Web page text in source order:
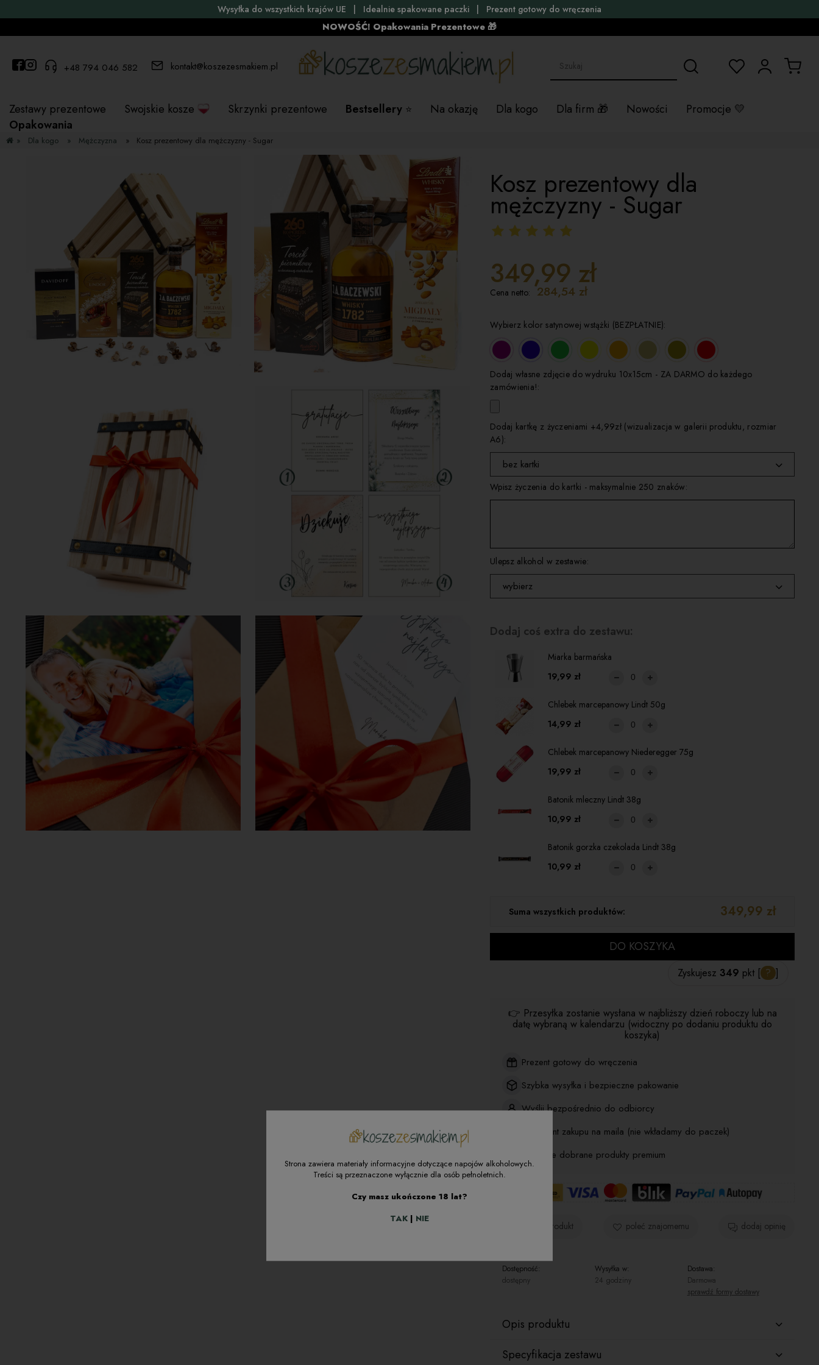
Wysyłka do wszystkich krajów UE | Idealnie spakowane paczki | Prezent gotowy do wręczenia
NOWOŚĆ! Opakowania Prezentowe 🎁
+48 794 046 582 kontakt@koszezesmakiem.pl
Zestawy prezentowe Swojskie kosze Skrzynki prezentowe Bestsellery Na okazję Dla kogo Dla firm Nowości
Promocje
Opakowania
» Dla kogo » Mężczyzna » Kosz prezentowy dla mężczyzny - Sugar
Kosz prezentowy dla
mężczyzny - Sugar
349,99 zł
Cena netto: 284,54 zł
Wybierz kolor satynowej wstążki (BEZPŁATNIE):
Dodaj własne zdjęcie do wydruku 10x15cm - ZA DARMO do każdego
zamówienia!:
Dodaj kartkę z życzeniami +4,99zł (wizualizacja w galerii produktu, rozmiar
A6):
bez kartki
wybierz
kartka 3
kartka 4
Wpisz życzenia do kartki - maksymalnie 250 znaków:
Ulepsz alkohol w zestawie:
wybierz
zamień na Paprocky Single Malt 700ml +39,99zł
Dodaj coś extra do zestawu:
Batonik gorzka czekolada Lindt 38g
10,99 zł
Miarka barmańska
19,99 zł
Chlebek marcepanowy Lindt 50g
14,99 zł
Chlebek marcepanowy Niederegger 75g
19,99 zł
Batonik mleczny Lindt 38g
10,99 zł
Suma wszystkich produktów: 349,99 zł
DO KOSZYKA
Zyskujesz 349 pkt [ ? ]
👉 Przesyłka zostanie wysłana w najbliższy dzień roboczy lub na
datę wybraną w kalendarzu (widoczny po dodaniu produktu do
koszyka)
Prezent gotowy do wręczenia
Szybka wysyłka i bezpieczne pakowanie
Wyślij bezpośrednio do odbiorcy
Dokument zakupu na maila (nie wkładamy do paczek)
Starannie dobrane produkty premium
zapytaj o produkt poleć znajomemu dodaj opinię
Dostępność:
dostępny
Wysyłka w:
24 godziny
Dostawa:
Darmowa
sprawdź formy dostawy
Opis produktu
Specyfikacja zestawu
Strona zawiera materiały informacyjne dotyczące napojów alkoholowych.
Treści są przeznaczone wyłącznie dla osób pełnoletnich.
Czy masz ukończone 18 lat?
TAK | NIE